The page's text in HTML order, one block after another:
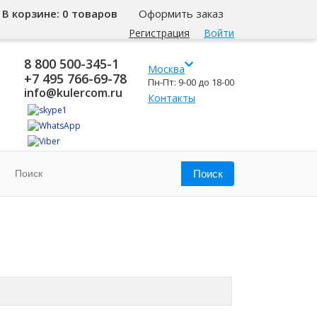
Регистрация Войти
В корзине: 0 товаров Оформить заказ
8 800 500-345-1
+7 495 766-69-78
info@kulercom.ru
Москва
Пн-Пт: 9-00 до 18-00
Контакты